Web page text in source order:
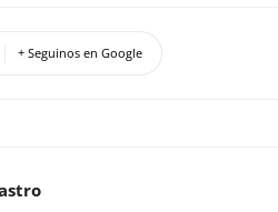
+ Seguinos en Google